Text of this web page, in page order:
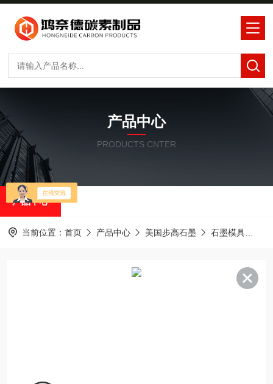
产品中心
PRODUCTS CNTER
产品中心
当前位置： 首页 产品中心 美国步高石墨 石墨模具